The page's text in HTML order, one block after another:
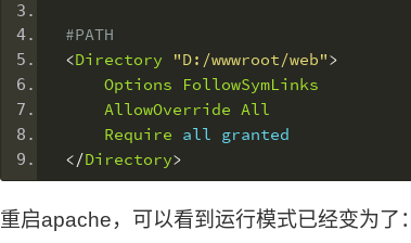
#PATH
<Directory "D:/wwwroot/web">
Options
FollowSymLinks
AllowOverride All
Require all granted
</Directory>
重启apache，可以看到运行模式已经变为了：